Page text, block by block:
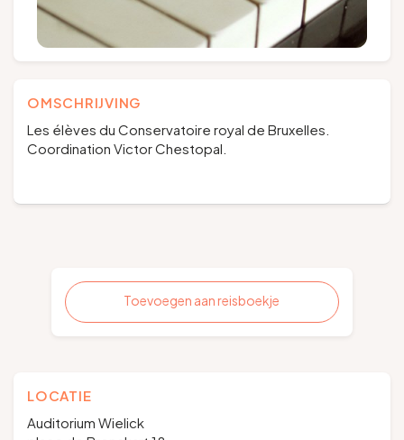
OMSCHRIJVING
Les élèves du Conservatoire royal de Bruxelles.
Coordination Victor Chestopal.
Toevoegen aan reisboekje
LOCATIE
Auditorium Wielick